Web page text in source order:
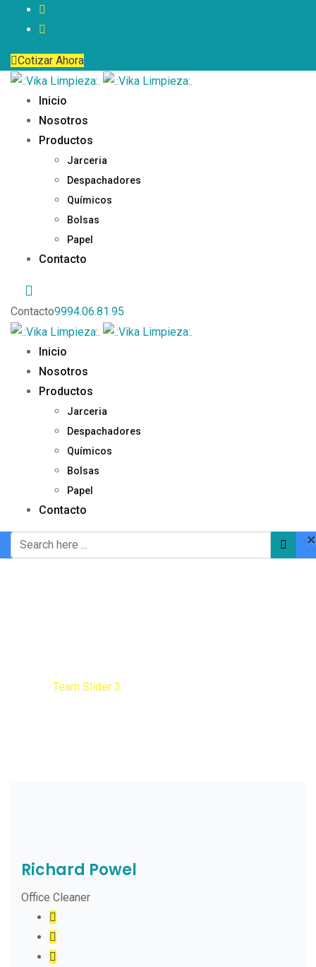
Cotizar Ahora
Inicio
Nosotros
Productos
Jarceria
Despachadores
Químicos
Bolsas
Papel
Contacto
Contacto9994.06.81.95
Inicio
Nosotros
Productos
Jarceria
Despachadores
Químicos
Bolsas
Papel
Contacto
×
Team Slider 3
Richard Powel
Office Cleaner